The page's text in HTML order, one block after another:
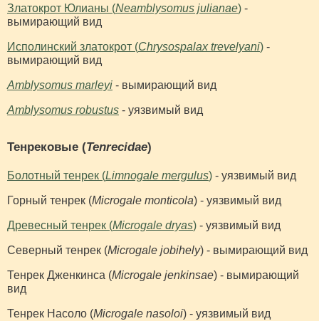
Златокрот Юлианы (Neamblysomus julianae) -
вымирающий вид
Исполинский златокрот (Chrysospalax trevelyani) -
вымирающий вид
Amblysomus marleyi - вымирающий вид
Amblysomus robustus - уязвимый вид
Тенрековые (Tenrecidae)
Болотный тенрек (Limnogale mergulus) - уязвимый вид
Горный тенрек (Microgale monticola) - уязвимый вид
Древесный тенрек (Microgale dryas) - уязвимый вид
Северный тенрек (Microgale jobihely) - вымирающий вид
Тенрек Дженкинса (Microgale jenkinsae) - вымирающий
вид
Тенрек Насоло (Microgale nasoloi) - уязвимый вид